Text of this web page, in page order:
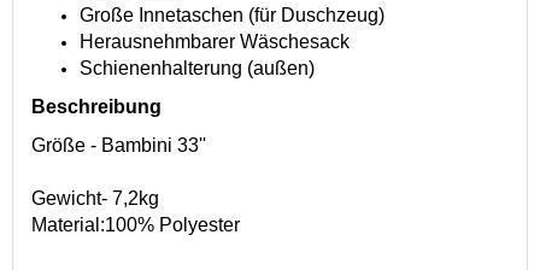
Große Innetaschen (für Duschzeug)
Herausnehmbarer Wäschesack
Schienenhalterung (außen)
Beschreibung
Größe - Bambini 33''
Gewicht- 7,2kg
Material:100% Polyester